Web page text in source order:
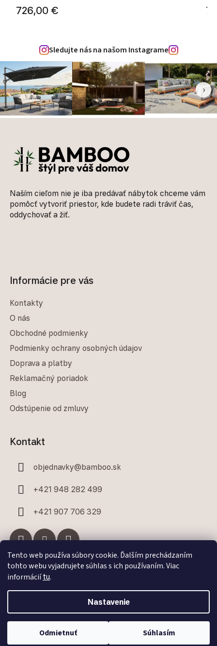
Tento web používa súbory cookie. Ďalším prechádzaním
tohto webu vyjadrujete súhlas s ich používaním. Viac
informáciítu.
Nastavenie
Odmietnuť Súhlasím
726,00 €
Sledujte nás na našom Instagrame
‹ ›
Naším cieľom nie je iba predávať nábytok chceme vám
pomôcť vytvoriť priestor, kde budete radi tráviť čas,
oddychovať a žiť.
Informácie pre vás
Kontakty
O nás
Obchodné podmienky
Podmienky ochrany osobných údajov
Doprava a platby
Reklamačný poriadok
Blog
Odstúpenie od zmluvy
Kontakt
objednavky@bamboo.sk
+421 948 282 499
+421 907 706 329
Facebook
Vytvoril Shoptet Premium a Adatelier